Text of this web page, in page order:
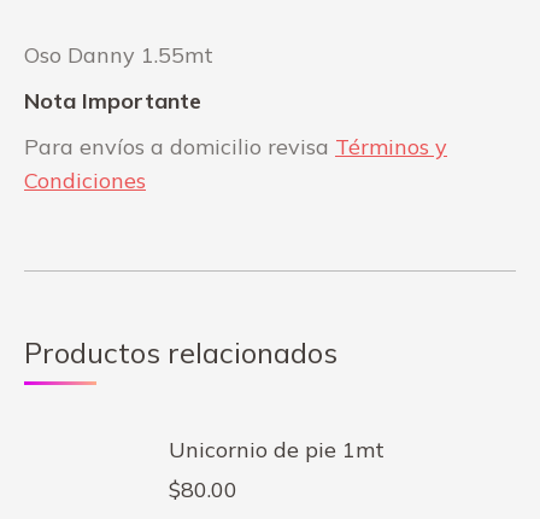
Oso Danny 1.55mt
Nota Importante
Para envíos a domicilio revisa Términos y
Condiciones
Productos relacionados
Unicornio de pie 1mt
$80.00